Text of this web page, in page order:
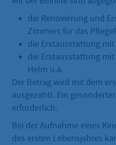
die Renovierung und
Zimmers für das
die Erstausstattung
die Erstausstattung
Helm u.ä.
Der Betrag wird mit dem
ausgezahlt. Ein
erforderlich.
Bei der Aufnahme eines
des ersten Lebensjahres